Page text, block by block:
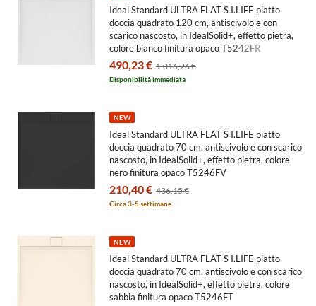
in
IdealSolid+,
effetto
pietra,
finitura
opaco
T5227FT
Ideal Standard ULTRA FLAT S I.LIFE piatto
doccia quadrato 120 cm, antiscivolo e con
scarico nascosto, in IdealSolid+, effetto pietra,
colore bianco finitura opaco T5242FR
490,23 € 1.016,26 €
Disponibilità immediata
NEW
Ideal Standard ULTRA FLAT S I.LIFE piatto
doccia quadrato 70 cm, antiscivolo e con scarico
nascosto, in IdealSolid+, effetto pietra, colore
nero finitura opaco T5246FV
210,40 € 436,15 €
Circa 3-5 settimane
NEW
Ideal Standard ULTRA FLAT S I.LIFE piatto
doccia quadrato 70 cm, antiscivolo e con scarico
nascosto, in IdealSolid+, effetto pietra, colore
sabbia finitura opaco T5246FT